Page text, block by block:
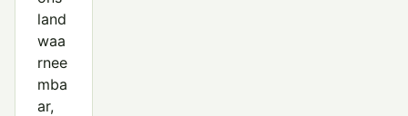
land
waa
rnee
mba
ar,